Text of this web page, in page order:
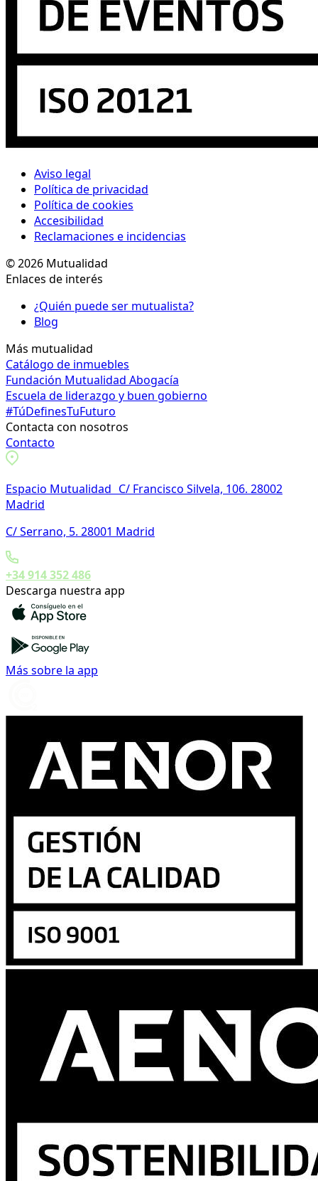
Aviso legal
Política de privacidad
Política de cookies
Accesibilidad
Reclamaciones e incidencias
© 2026 Mutualidad
Enlaces de interés
¿Quién puede ser mutualista?
Blog
Más mutualidad
Catálogo de inmuebles
Fundación Mutualidad Abogacía
Escuela de liderazgo y buen gobierno
#TúDefinesTuFuturo
Contacta con nosotros
Contacto
Espacio Mutualidad C/ Francisco Silvela, 106. 28002
Madrid
C/ Serrano, 5. 28001 Madrid
+34 914 352 486
Descarga nuestra app
Más sobre la app